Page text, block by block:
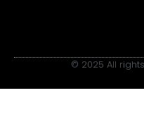
© 2025 All